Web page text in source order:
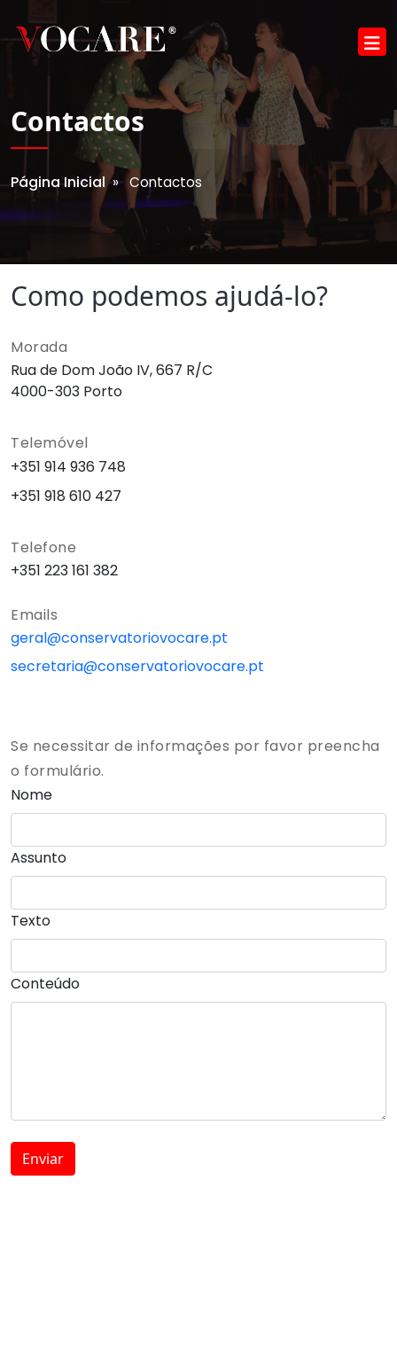
Contactos
Página Inicial» Contactos
Como podemos ajudá-lo?
Morada
Rua de Dom João IV, 667 R/C
4000-303 Porto
Telemóvel
+351 914 936 748
+351 918 610 427
Telefone
+351 223 161 382
Emails
geral@conservatoriovocare.pt
secretaria@conservatoriovocare.pt
Se necessitar de informações por favor preencha
o formulário.
Nome
Assunto
Texto
Conteúdo
Enviar